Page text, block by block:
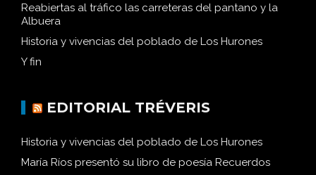
Reabiertas al tráfico las carreteras del pantano y la
Albuera
Historia y vivencias del poblado de Los Hurones
Y fin
EDITORIAL TRÉVERIS
Historia y vivencias del poblado de Los Hurones
María Ríos presentó su libro de poesía Recuerdos